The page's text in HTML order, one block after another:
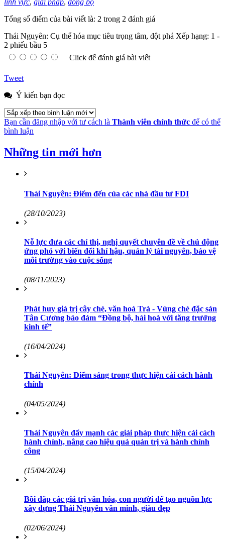
lĩnh vực, giải pháp, đồng bộ
Tổng số điểm của bài viết là: 2 trong 2 đánh giá
Thái Nguyên: Cụ thể hóa mục tiêu trọng tâm, đột phá Xếp hạng: 1 -
2 phiếu bầu 5
Click để đánh giá bài viết
Tweet
Ý kiến bạn đọc
Bạn cần đăng nhập với tư cách là Thành viên chính thức để có thể
bình luận
Những tin mới hơn
Thái Nguyên: Điểm đến của các nhà đầu tư FDI
(28/10/2023)
Nỗ lực đưa các chỉ thị, nghị quyết chuyên đề về chủ động
ứng phó với biến đổi khí hậu, quản lý tài nguyên, bảo vệ
môi trường vào cuộc sống
(08/11/2023)
Phát huy giá trị cây chè, văn hoá Trà - Vùng chè đặc sản
Tân Cương bảo đảm “Đồng bộ, hài hoà với tăng trưởng
kinh tế”
(16/04/2024)
Thái Nguyên: Điểm sáng trong thực hiện cải cách hành
chính
(04/05/2024)
Thái Nguyên đẩy mạnh các giải pháp thực hiện cải cách
hành chính, nâng cao hiệu quả quản trị và hành chính
công
(15/04/2024)
Bồi đắp các giá trị văn hóa, con người để tạo nguồn lực
xây dựng Thái Nguyên văn minh, giàu đẹp
(02/06/2024)